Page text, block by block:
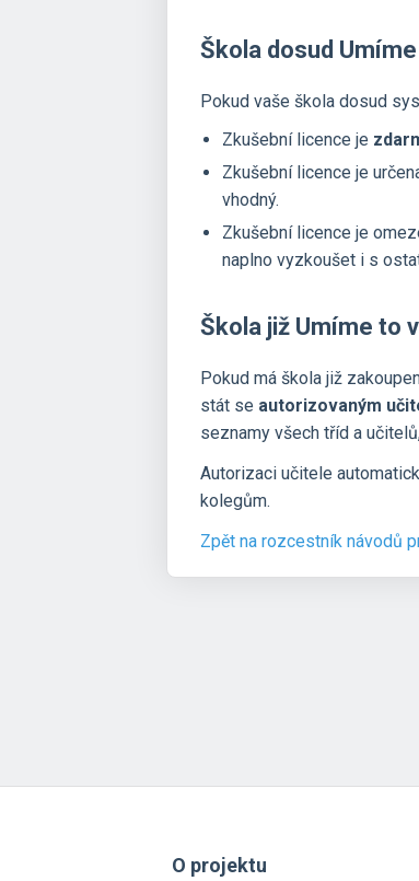
Škola dosud
Pokud vaše škola dosud
Zkušební licence je
Zkušební licence je
vhodný.
Zkušební licence je
naplno vyzkoušet i s
Škola již Umíme to
Pokud má škola již
stát se autorizovaným
seznamy všech tříd a
Autorizaci učitele
kolegům.
Zpět na rozcestník návodů
O projektu